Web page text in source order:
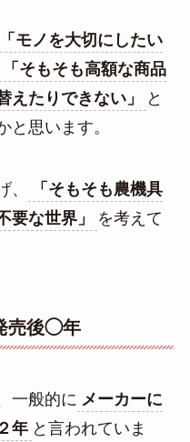
「モノを大切にしたい
「そもそも高額な商品
えたりできない」
と
と思います。
、
「そもそも農機具
要な世界」
を考えて
売後◯年
一般的に メーカーに
年 と言われていま